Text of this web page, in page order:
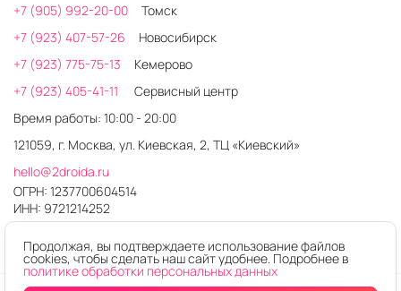
+7 (905) 992-20-00
Томск
+7 (923) 407-57-26
Новосибирск
+7 (923) 775-75-13
Кемерово
+7 (923) 405-41-11
Сервисный центр
Время работы: 10:00 - 20:00
121059, г. Москва, ул. Киевская, 2, ТЦ «Киевский»
hello@2droida.ru
ОГРН: 1237700604514
ИНН: 9721214252
Продолжая, вы подтверждаете использование файлов
cookies, чтобы сделать наш сайт удобнее. Подробнее в
политике обработки персональных данных